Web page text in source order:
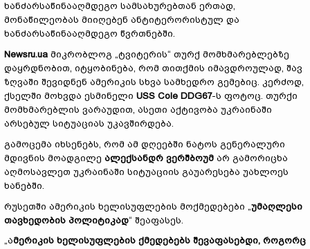
ხანძარსაწინააღმდეგო სამსახურებთან ერთად,
მონაწილეობას მიიღებენ ანტიტერორისტულ და
ხანძარსაწინააღმდეგო წვრთნებში.
Newsru.ua მიკრობლოგ „ტვიტერის“ თურქ მომხმარებლებზე
დაყრდნობით, იტყობინება, რომ თითქმის იმავდროულად, შავ
ზღვაში შევიდნენ ამერიკის სხვა სამხედრო გემებიც. კერძოდ,
ქსელში მოხვდა ესმინელი USS Cole DDG67-ს ფოტოც. თურქი
მომხმარებლის ვარაუდით, ასეთი აქტივობა უკრაინაში
არსებულ სიტუაციას უკავშირდება.
გამოცემა იხსენებს, რომ ამ დღეებში ნატოს გენერალური
მდივნის მოადგილე ალექსანდრ ვერშბოუმ არ გამორიცხა
აღმოსავლეთ უკრაინაში სიტუაციის გაუარესება უახლოეს
ხანებში.
რუსეთში ამერიკის ხელისუფლების მოქმედებები „უმაღლესი
თავხედობის პოლიტიკად“ შეაფასეს.
„ამერიკის ხელისუფლების ქმედებებს შევაფასებდი, როგორც